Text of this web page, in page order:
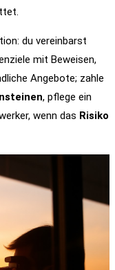
du vereinbarst
mit Beweisen,
Angebote; zahle
, pflege ein
wenn das Risiko